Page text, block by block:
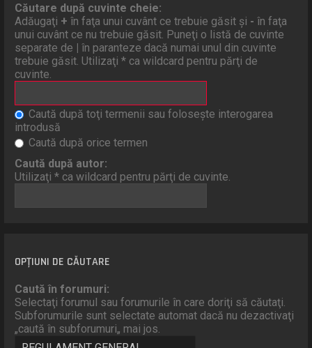
Căutare după cuvinte cheie:
Adăugaţi + în faţa unui cuvânt ce trebuie găsit şi - în faţa
unui cuvânt ce nu trebuie găsit. Puneţi o listă de cuvinte
separate de | în paranteze dacă numai unul din cuvinte
trebuie găsit. Utilizaţi * ca wildcard pentru părţi de
cuvinte.
Caută după toţi termenii sau foloseşte interogarea
introdusă
Caută după orice termen
Caută după autor:
Utilizaţi * ca wildcard pentru părţi de cuvinte.
OPŢIUNI DE CĂUTARE
Caută în forumuri:
Selectaţi forumul sau forumurile în care doriţi să căutaţi.
Subforumurile sunt selectate automat dacă nu dezactivaţi
„caută în subforumuri„ mai jos.